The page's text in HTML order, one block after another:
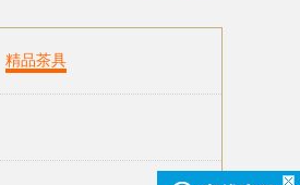
精品茶具